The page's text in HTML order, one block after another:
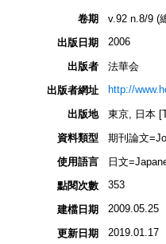
卷期
v.92 n.8/9 (
出版日期
2006
出版者
法華会
出版者網址
http://
出版地
東京, 日本
資料類型
期刊論文
使用語言
日文
點閱次數
353
建檔日期 2009.05.25
更新日期 2019.01.17